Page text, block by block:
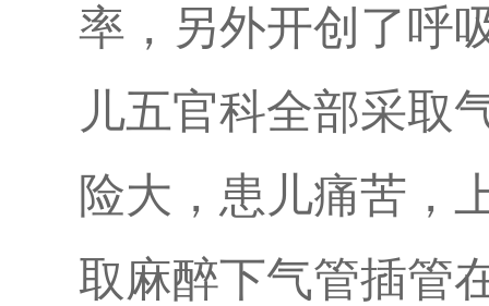
率，另外开创了呼
儿五官科全部采取
险大，患儿痛苦，
取麻醉下气管插管